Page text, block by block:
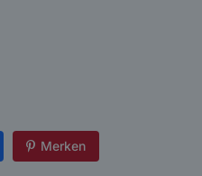
Merken